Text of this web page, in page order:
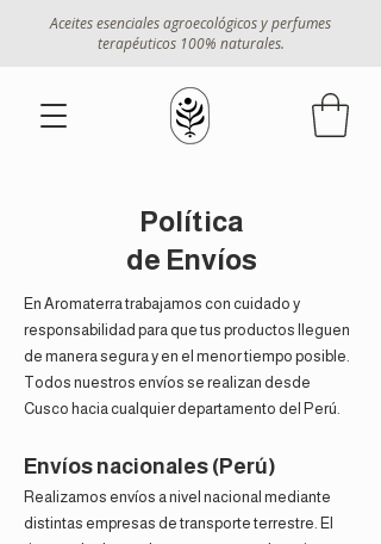
Aceites esenciales agroecológicos y perfumes
terapéuticos 100% naturales.
Política
de Envíos
En Aromaterra trabajamos con cuidado y
responsabilidad para que tus productos lleguen
de manera segura y en el menor tiempo posible.
Todos nuestros envíos se realizan desde
Cusco hacia cualquier departamento del Perú.
Envíos nacionales (Perú)
Realizamos envíos a nivel nacional mediante
distintas empresas de transporte terrestre. El